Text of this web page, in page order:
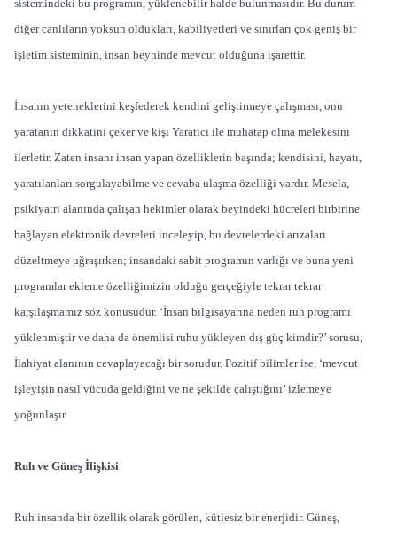
sistemindeki bu programın, yüklenebilir halde bulunmasıdır. Bu durum
diğer canlıların yoksun oldukları, kabiliyetleri ve sınırları çok geniş bir
işletim sisteminin, insan beyninde mevcut olduğuna işarettir.
İnsanın yeteneklerini keşfederek kendini geliştirmeye çalışması, onu
yaratanın dikkatini çeker ve kişi Yaratıcı ile muhatap olma melekesini
ilerletir. Zaten insanı insan yapan özelliklerin başında; kendisini, hayatı,
yaratılanları sorgulayabilme ve cevaba ulaşma özelliği vardır. Mesela,
psikiyatri alanında çalışan hekimler olarak beyindeki hücreleri birbirine
bağlayan elektronik devreleri inceleyip, bu devrelerdeki arızaları
düzeltmeye uğraşırken; insandaki sabit programın varlığı ve buna yeni
programlar ekleme özelliğimizin olduğu gerçeğiyle tekrar tekrar
karşılaşmamız söz konusudur. ‘İnsan bilgisayarına neden ruh programı
yüklenmiştir ve daha da önemlisi ruhu yükleyen dış güç kimdir?’ sorusu,
İlahiyat alanının cevaplayacağı bir sorudur. Pozitif bilimler ise, ‘mevcut
işleyişin nasıl vücuda geldiğini ve ne şekilde çalıştığını’ izlemeye
yoğunlaşır.
Ruh ve Güneş İlişkisi
Ruh insanda bir özellik olarak görülen, kütlesiz bir enerjidir. Güneş,